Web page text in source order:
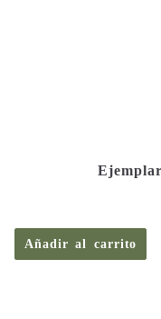
Añadir al carrito